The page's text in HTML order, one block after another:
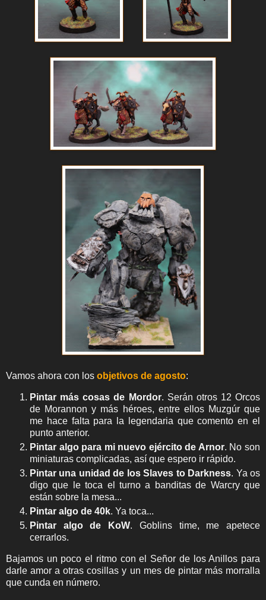
Vamos ahora con los objetivos de agosto:
Pintar más cosas de Mordor. Serán otros 12 Orcos
de Morannon y más héroes, entre ellos Muzgúr que
me hace falta para la legendaria que comento en el
punto anterior.
Pintar algo para mi nuevo ejército de Arnor. No son
miniaturas complicadas, así que espero ir rápido.
Pintar una unidad de los Slaves to Darkness. Ya os
digo que le toca el turno a banditas de Warcry que
están sobre la mesa...
Pintar algo de 40k. Ya toca...
Pintar algo de KoW. Goblins time, me apetece
cerrarlos.
Bajamos un poco el ritmo con el Señor de los Anillos para
darle amor a otras cosillas y un mes de pintar más morralla
que cunda en número.